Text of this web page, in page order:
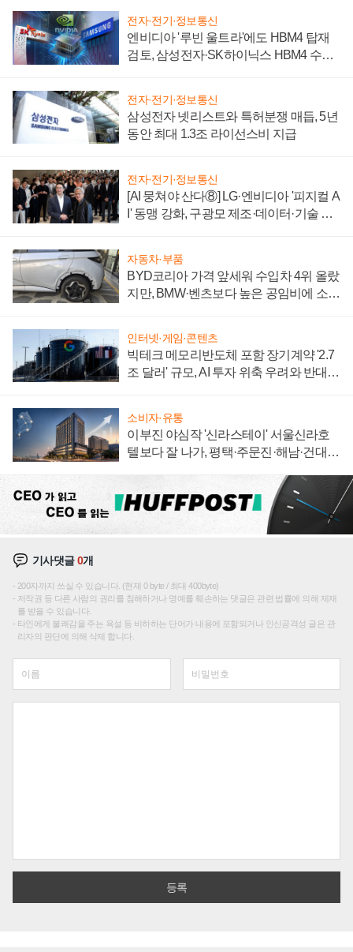
전자·전기·정보통신
엔비디아 '루빈 울트라'에도 HBM4 탑재
검토, 삼성전자·SK하이닉스 HBM4 수율
전자·전기·정보통신
삼성전자 넷리스트와 특허분쟁 매듭, 5년
동안 최대 1.3조 라이선스비 지급
전자·전기·정보통신
[AI 뭉쳐야 산다⑧] LG·엔비디아 '피지컬 A
I' 동맹 강화, 구광모 제조·데이터·기술 결
자동차·부품
BYD코리아 가격 앞세워 수입차 4위 올랐
지만, BMW·벤츠보다 높은 공임비에 소비
인터넷·게임·콘텐츠
빅테크 메모리반도체 포함 장기계약 '2.7
조 달러' 규모, AI 투자 위축 우려와 반대
소비자·유통
이부진 야심작 '신라스테이' 서울신라호
텔보다 잘 나가, 평택·주문진·해남·건대로
기사댓글0개
200자까지 쓰실 수 있습니다. (현재 0 byte / 최대 400byte)
저작권 등 다른 사람의 권리를 침해하거나 명예를 훼손하는 댓글은 관련 법률에 의해 제재
를 받을 수 있습니다.
타인에게 불쾌감을 주는 욕설 등 비하하는 단어가 내용에 포함되거나 인신공격성 글은 관
리자의 판단에 의해 삭제 합니다.